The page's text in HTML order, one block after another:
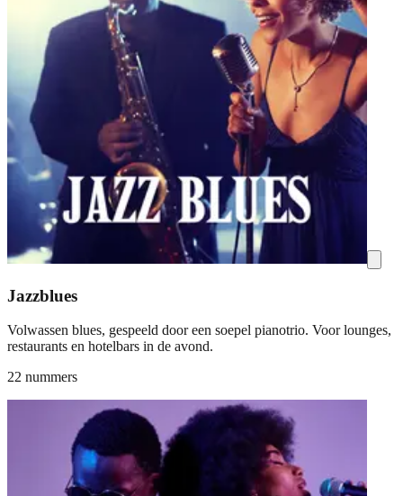
Jazzblues
Volwassen blues, gespeeld door een soepel pianotrio. Voor lounges,
restaurants en hotelbars in de avond.
22 nummers